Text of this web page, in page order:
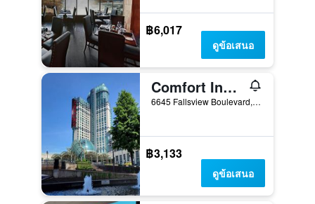
฿6,017
ดูข้อเสนอ
Comfort Inn Fallsview
6645 Fallsview Boulevard, น้ำตกไนแองการ่า, ON, แคนาดา
฿3,133
ดูข้อเสนอ